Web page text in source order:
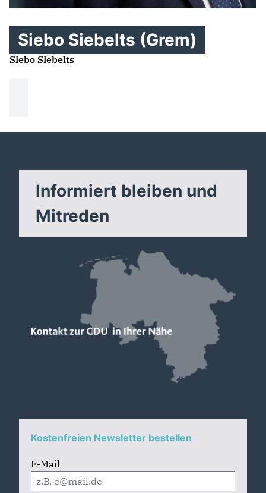
Siebo Siebelts (Grem)
Siebo Siebelts
Informiert bleiben und
Mitreden
Kostenfreien Newsletter bestellen
E-Mail